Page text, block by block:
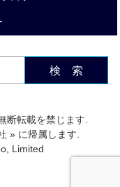
検 索
断転載を禁じます.
» に帰属します.
Limited